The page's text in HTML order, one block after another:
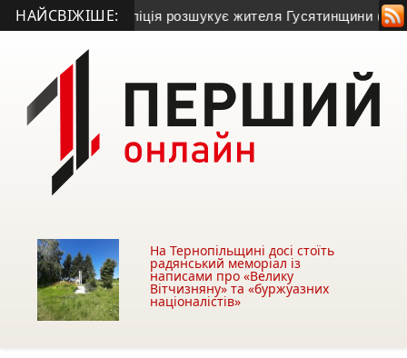
НАЙСВІЖІШЕ:
зник: поліція розшукує жителя Гусятинщини
На Тернопільщині досі стоїть
радянський меморіал із
написами про «Велику
Вітчизняну» та «буржуазних
націоналістів»